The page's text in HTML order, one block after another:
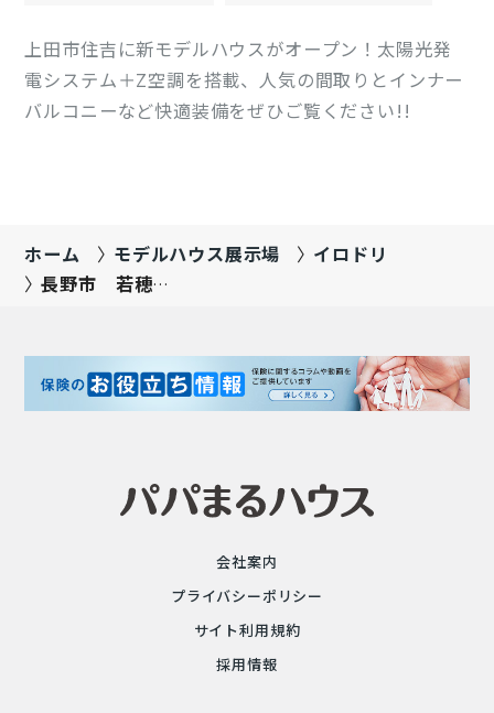
上田市住吉に新モデルハウスがオープン！太陽光発
電システム＋Z空調を搭載、人気の間取りとインナー
バルコニーなど快適装備をぜひご覧ください!!
ホーム モデルハウス展示場
イロドリ
長野市 若穂綿
会社案内
プライバシーポリシー
サイト利用規約
採用情報